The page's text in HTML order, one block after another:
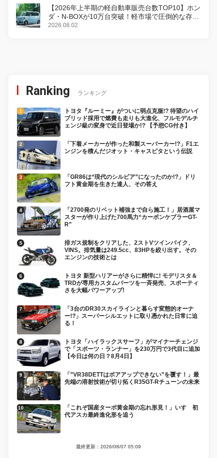
【2026年上半期の軽自動車販売台数TOP10】ホン
ダ・N-BOXが10万台突破！軽市場で圧倒的な存在
感
2026.08.02
Ranking ランキング
トヨタ『ルーミー』がついに弱点克服!? 待望のハイ
ブリッド採用で燃費も走りも大進化、フルモデルチ
ェンジ級の変身で近日登場か!? 【予想CG付き】
「下着メーカーが作った和製スーパーカー!?」F1エ
ンジンを積んだジオット・キャスピタという伝説
「GR86は“現代のシルビア”になったのか!?」ドリ
フト黄金期を生きた達人、その答え
「2700発のリベット補強まで自ら施工！」居酒屋マ
スターが作り上げた700馬力“カーボンケブラーGT-
R”
排ガス規制をクリアした、2ストVツインバイク、
VINS。排気量は249.5cc、83HPを絞り出す。その
エンジンの技術とは
トヨタ 新型ハリアーがさらに精悍に! モデリスタ＆
TRDが専用カスタムパーツを一斉発売、スポーティ
さを大幅パワーアップ!
「3台のDR30スカイラインと暮らす変態的オーナ
ー!?」スーパーシルエットに取り憑かれた日常に迫
る！
トヨタ「ハイラックスサーフ」がマイナーチェンジ
で「スポーツ・ランナー」を230万円で3代目に追加
【今日は何の日？8月4日】
「”VR38DETTはボアアップできない”を覆す！」最
先端の溶射技術が切り拓くR35GT-Rチューンの未来
「これぞ国産ターボ黄金期の忘れ形見！」いすゞ初
代アスカ最終進化形を追う
最終更新：2026/08/07 05:09